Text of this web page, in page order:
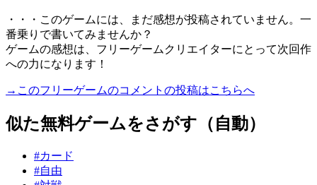
・・・このゲームには、まだ感想が投稿されていません。一
番乗りで書いてみませんか？
ゲームの感想は、フリーゲームクリエイターにとって次回作
への力になります！
→このフリーゲームのコメントの投稿はこちらへ
似た無料ゲームをさがす（自動）
#カード
#自由